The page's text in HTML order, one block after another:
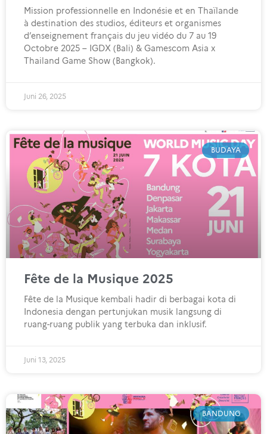
Mission professionnelle en Indonésie et en Thaïlande
à destination des studios, éditeurs et organismes
d’enseignement français du jeu vidéo du 7 au 19
Octobre 2025 – IGDX (Bali) & Gamescom Asia x
Thailand Game Show (Bangkok).
Juni 26, 2025
BUDAYA
Fête de la Musique 2025
Fête de la Musique kembali hadir di berbagai kota di
Indonesia dengan pertunjukan musik langsung di
ruang-ruang publik yang terbuka dan inklusif.
Juni 13, 2025
BANDUNG